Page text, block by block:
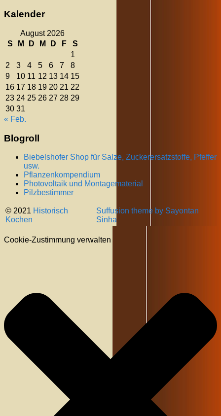
Kalender
August 2026
S
M D M D F
S
1
2
3 4 5 6 7
8
9
10 11 12 13 14 15
16 17 18 19 20 21 22
23 24 25 26 27 28 29
30 31
« Feb.
Blogroll
Biebelshofer Shop für Salze, Zuckerersatzstoffe, Pfeffer
usw.
Pflanzenkompendium
Photovoltaik und Montagematerial
Pilzbestimmer
© 2021 Historisch
Kochen
Suffusion theme by Sayontan
Sinha
Cookie-Zustimmung verwalten